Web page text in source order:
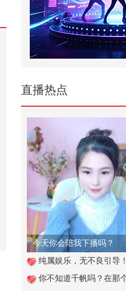
今天挑战小
前冲，实在
@...
1,286
糖尿病的
敬请期待我
版）【一镜
心...
85
老虎大战巨
是最后的胜
38,189
【刘珈彤｜
过不了第
忙...
1,536
离婚单干，
2,127
直播热点
今天你会陪我下播吗？
纯属娱乐，无不良引导！
你不知道千帆吗？在那